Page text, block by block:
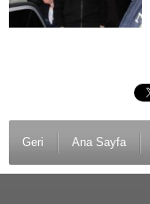
Geri Ana Sayfa